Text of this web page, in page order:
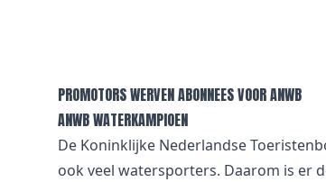
PROMOTORS WERVEN ABONNEES VOOR ANWB
ANWB WATERKAMPIOEN
De Koninklijke Nederlandse
ook veel watersporters. Daarom is er